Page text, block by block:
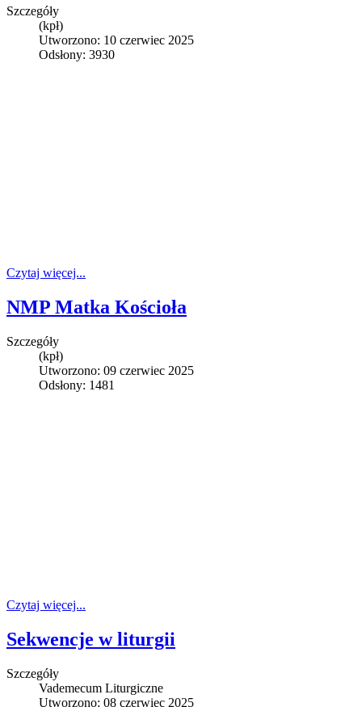
Szczegóły
(kpł)
Utworzono: 10 czerwiec 2025
Odsłony: 3930
Czytaj więcej...
NMP Matka Kościoła
Szczegóły
(kpł)
Utworzono: 09 czerwiec 2025
Odsłony: 1481
Czytaj więcej...
Sekwencje w liturgii
Szczegóły
Vademecum Liturgiczne
Utworzono: 08 czerwiec 2025